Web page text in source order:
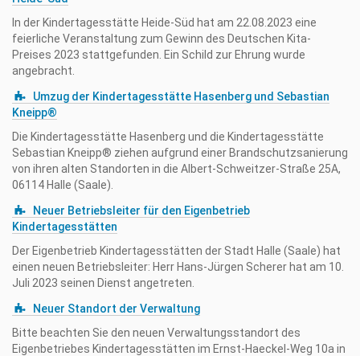
In der Kindertagesstätte Heide-Süd hat am 22.08.2023 eine
feierliche Veranstaltung zum Gewinn des Deutschen Kita-
Preises 2023 stattgefunden. Ein Schild zur Ehrung wurde
angebracht.
Umzug der Kindertagesstätte Hasenberg und Sebastian
Kneipp®
Die Kindertagesstätte Hasenberg und die Kindertagesstätte
Sebastian Kneipp® ziehen aufgrund einer Brandschutzsanierung
von ihren alten Standorten in die Albert-Schweitzer-Straße 25A,
06114 Halle (Saale).
Neuer Betriebsleiter für den Eigenbetrieb
Kindertagesstätten
Der Eigenbetrieb Kindertagesstätten der Stadt Halle (Saale) hat
einen neuen Betriebsleiter: Herr Hans-Jürgen Scherer hat am 10.
Juli 2023 seinen Dienst angetreten.
Neuer Standort der Verwaltung
Bitte beachten Sie den neuen Verwaltungsstandort des
Eigenbetriebes Kindertagesstätten im Ernst-Haeckel-Weg 10a in